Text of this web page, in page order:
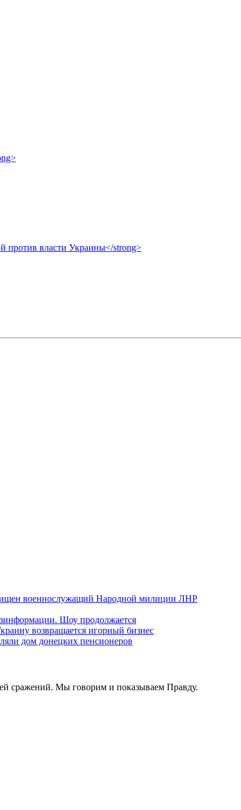
против власти Украины</strong>
военнослужащий Народной милиции ЛНР
Шоу продолжается
возвращается игорный бизнес
дом донецких пенсионеров
сражений. Мы говорим и показываем Правду.